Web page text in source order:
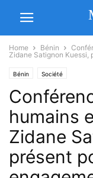
Home Bénin
Zidane Satignon Kuessi,
Bénin Société
humains
Zidane
présent